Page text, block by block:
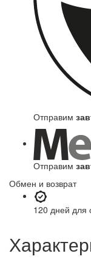
Отправим
Отправим
Обмен и возврат
120 дней для